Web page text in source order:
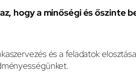
hogy a minőségi és
és a feladatok